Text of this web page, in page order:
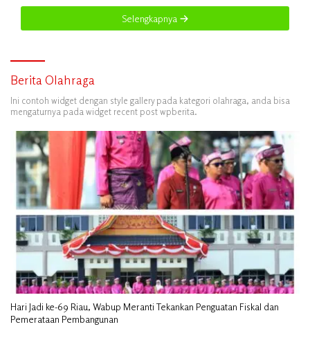
Selengkapnya
Berita Olahraga
Ini contoh widget dengan style gallery pada kategori olahraga, anda bisa
mengaturnya pada widget recent post wpberita.
Hari Jadi ke-69 Riau, Wabup Meranti Tekankan Penguatan Fiskal dan
Pemerataan Pembangunan